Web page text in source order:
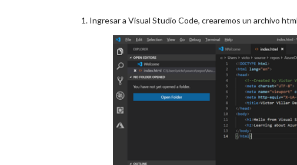
Ingresar a Visual Studio Code, crearemos un archivo